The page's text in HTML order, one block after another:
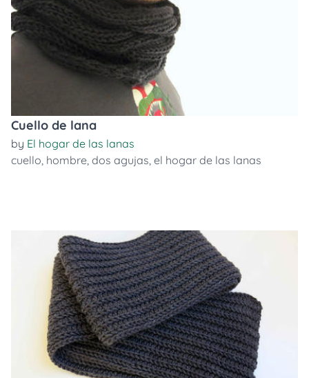
Cuello de lana
by El hogar de las lanas
cuello, hombre, dos agujas, el hogar de las lanas